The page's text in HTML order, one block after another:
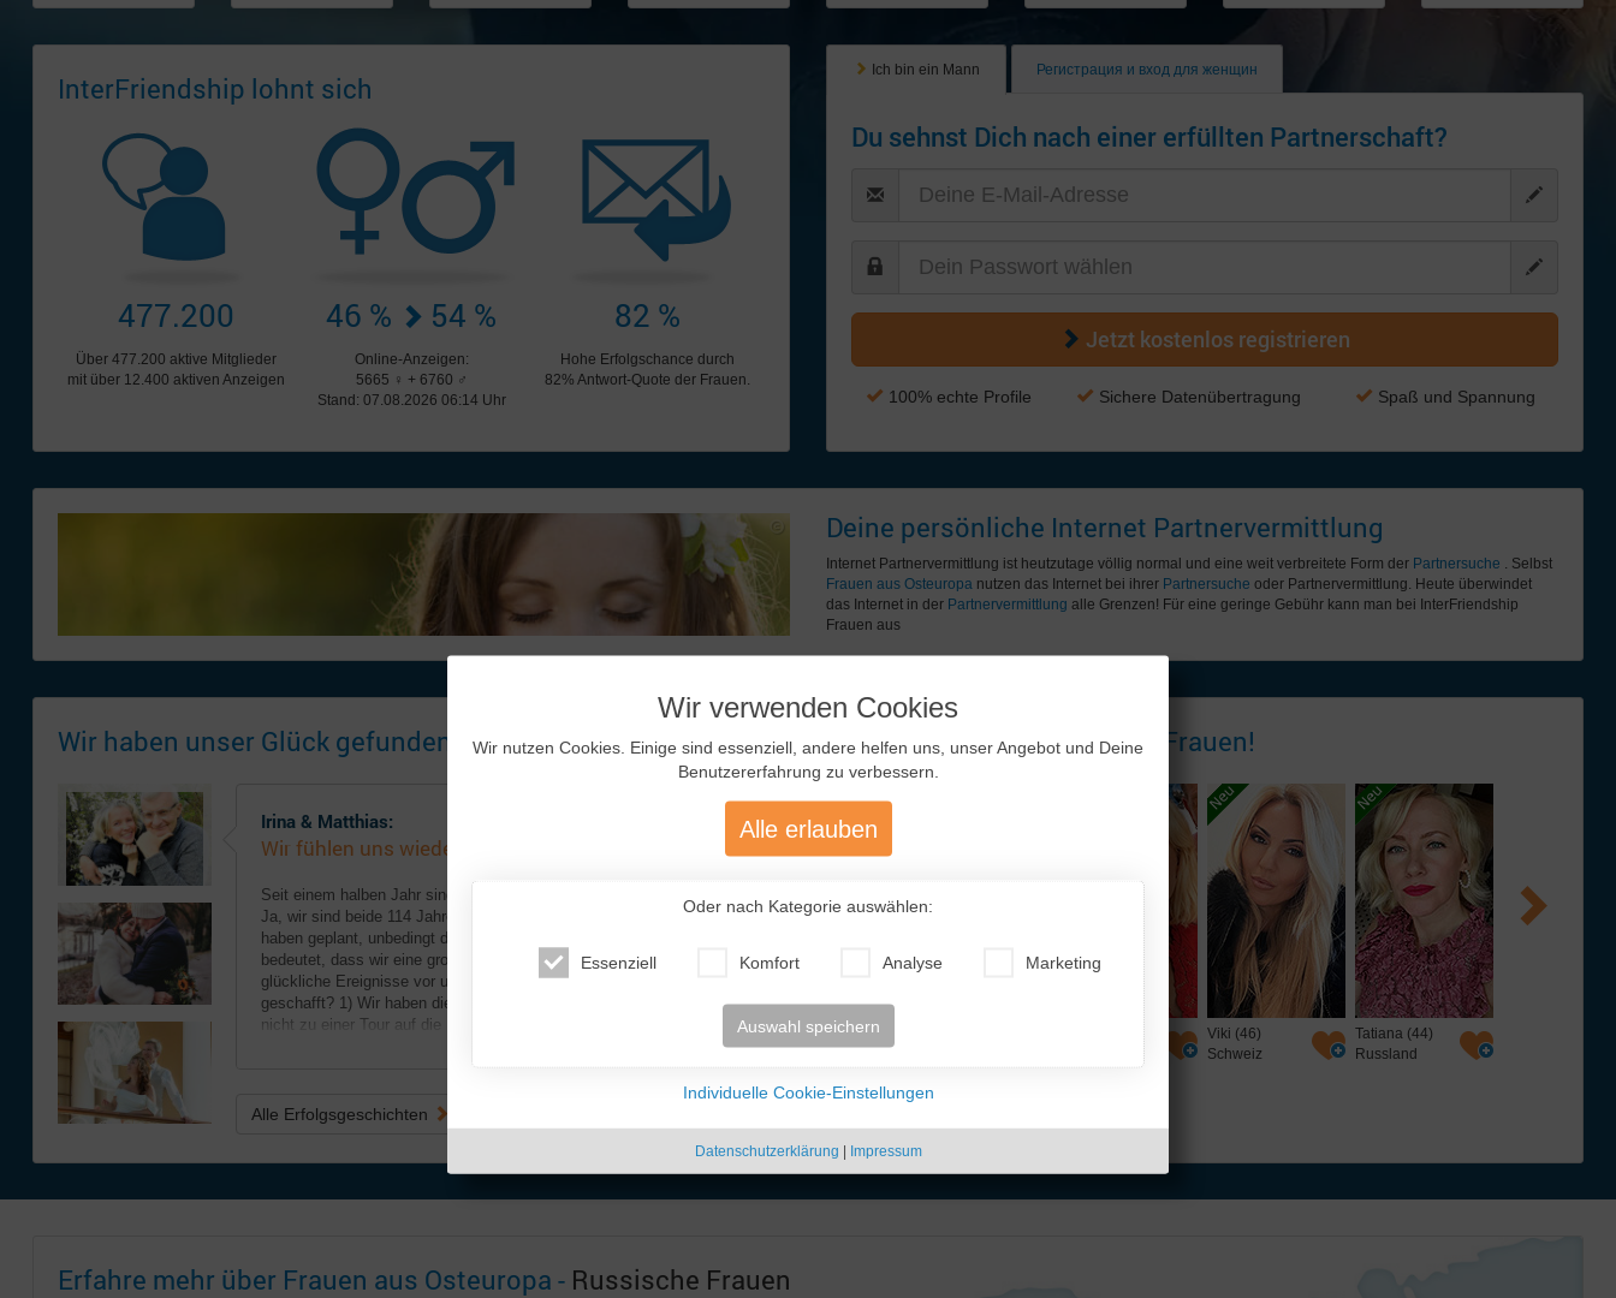
InterFriendship lohnt sich
477.200
Über 477.200 aktive Mitglieder
mit über 12.400 aktiven Anzeigen
46 % 54 %
Online-Anzeigen:
5665 ♀ + 6760 ♂
Stand: 07.08.2026 06:14 Uhr
82 %
Hohe Erfolgschance durch
82% Antwort-Quote der Frauen.
Ich bin ein Mann Регистрация и вход для женщин
Du sehnst Dich nach einer erfüllten Partnerschaft?
Jetzt kostenlos registrieren
100% echte Profile Sichere Datenübertragung Spaß und Spannung
Deine persönliche Internet Partnervermittlung
Internet Partnervermittlung ist heutzutage völlig normal und eine weit verbreitete Form der Partnersuche . Selbst
Frauen aus Osteuropa nutzen das Internet bei ihrer Partnersuche oder Partnervermittlung. Heute überwindet
das Internet in der Partnervermittlung alle Grenzen! Für eine geringe Gebühr kann man bei InterFriendship
Frauen aus
Wir haben unser Glück gefunden!
Irina & Matthias:
Wir fühlen uns wieder jung!
Seit einem halben Jahr sind wir eine glückliche kleine junge Familie.
Ja, wir sind beide 114 Jahre alt, aber wir fühlen uns wieder jung und
haben geplant, unbedingt die Silberhochzeit zu erleben! Und das
bedeutet, dass wir eine große neue Lebensphase und viele
glückliche Ereignisse vor uns haben! Wie haben wir es
geschafft? 1) Wir haben die Suche ernst genommen. Wir kamen
nicht zu einer Tour auf die ...
Alle Erfolgsgeschichten
NeuesteMitglieder - tolle Frauen!
Ann (22)
Tatiana (44)
Russland
Mila (53)
Russland
Erfahre mehr über Frauen aus Osteuropa - Russische Frauen
Wir verwenden Cookies
Wir nutzen Cookies. Einige sind essenziell, andere helfen uns, unser Angebot und Deine
Benutzererfahrung zu verbessern.
Alle erlauben
Oder nach Kategorie auswählen:
Essenziell Komfort Analyse Marketing
Auswahl speichern
Individuelle Cookie-Einstellungen
Datenschutzerklärung | Impressum